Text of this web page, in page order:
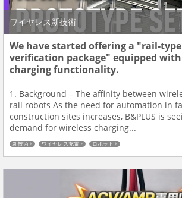
ワイヤレス新技術
We have started offering a "rail-
verification package" equipped
charging functionality.
1. Background – The affinity between
rail robots As the need for automation in
construction sites increases, B&PLUS is
demand for wireless charging...
新技術 ワイヤレス充電 ロボット